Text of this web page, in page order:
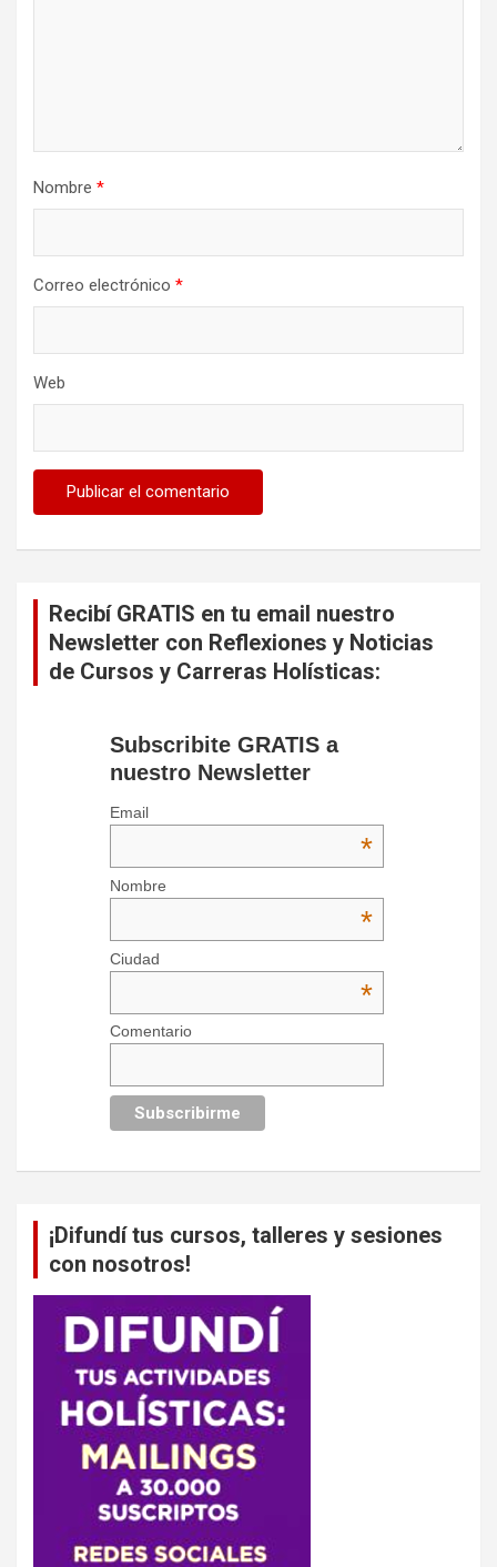
Nombre *
Correo electrónico *
Web
Recibí GRATIS en tu email nuestro
Newsletter con Reflexiones y Noticias
de Cursos y Carreras Holísticas:
Subscribite GRATIS a
nuestro Newsletter
Email
*
Nombre
*
Ciudad
*
Comentario
¡Difundí tus cursos, talleres y sesiones
con nosotros!